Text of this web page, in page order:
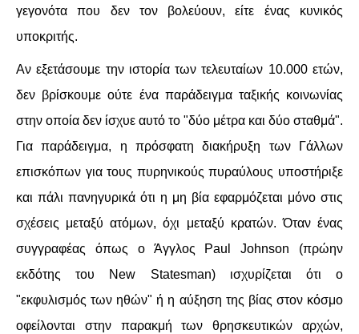
ΝΕΟΛΑΊΑ
ΑΝΤΙΡΑΤΣΙΣΤΙΚΌ
ΓΥΝΑΙΚΕΊΟ
LGBTQIA+
ΠΕΡΙΒΆΛΛΟΝ
ΚΙΝΉΜΑΤΑ ΠΌΛΗΣ
γεγονότα που δεν τον βολεύουν, είτε ένας κυνικός
υποκριτής.
Αν εξετάσουμε την ιστορία των τελευταίων 10.000 ετών,
δεν βρίσκουμε ούτε ένα παράδειγμα ταξικής κοινωνίας
στην οποία δεν ίσχυε αυτό το "δύο μέτρα και δύο σταθμά".
Για παράδειγμα, η πρόσφατη διακήρυξη των Γάλλων
επισκόπων για τους πυρηνικούς πυραύλους υποστήριξε
και πάλι πανηγυρικά ότι η μη βία εφαρμόζεται μόνο στις
σχέσεις μεταξύ ατόμων, όχι μεταξύ κρατών. Όταν ένας
συγγραφέας όπως ο Άγγλος Paul Johnson (πρώην
εκδότης του New Statesman) ισχυρίζεται ότι ο
"εκφυλισμός των ηθών" ή η αύξηση της βίας στον κόσμο
οφείλονται στην παρακμή των θρησκευτικών αρχών,